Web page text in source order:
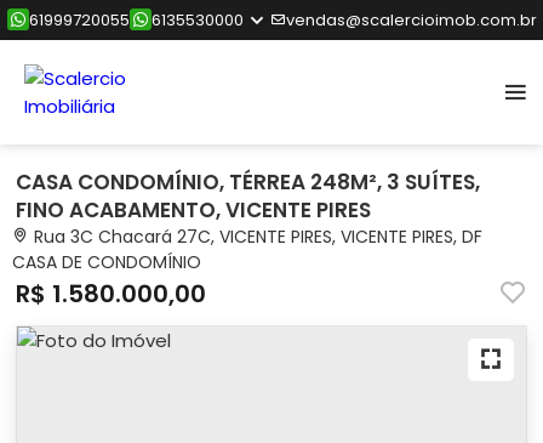
61999720055 6135530000 vendas@scalercioimob.com.br
CASA CONDOMÍNIO, TÉRREA 248M², 3 SUÍTES,
FINO ACABAMENTO, VICENTE PIRES
Rua 3C Chacará 27C, VICENTE PIRES, VICENTE PIRES, DF
CASA DE CONDOMÍNIO
R$ 1.580.000,00